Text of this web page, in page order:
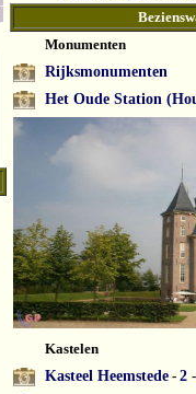
Monumenten
Rijksmonumenten
Het Oude Station
Kastelen
Kasteel Heemstede - 2 -